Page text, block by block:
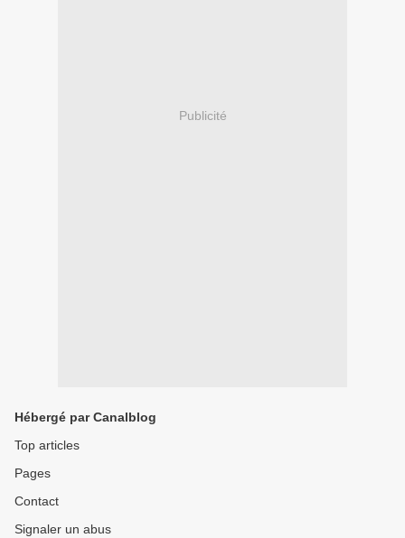
Publicité
Hébergé par Canalblog
Top articles
Pages
Contact
Signaler un abus